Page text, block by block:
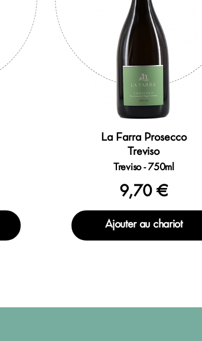
La Farra Prosecco
Treviso
Treviso - 750ml
9,70 €
Ajouter au chariot